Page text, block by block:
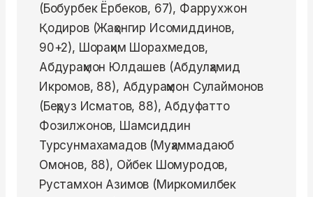
(Бобурбек Ёрбеков, 67), Фаррухжон
Қодиров (Жаҳонгир Исомиддинов,
90+2), Шораҳим Шорахмедов,
Абдураҳмон Юлдашев (Абдулҳамид
Икромов, 88), Абдураҳмон Сулаймонов
(Беҳруз Исматов, 88), Абдуфатто
Фозилжонов, Шамсиддин
Турсунмахамадов (Муҳаммадаюб
Омонов, 88), Ойбек Шомуродов,
Рустамхон Азимов (Миркомилбек